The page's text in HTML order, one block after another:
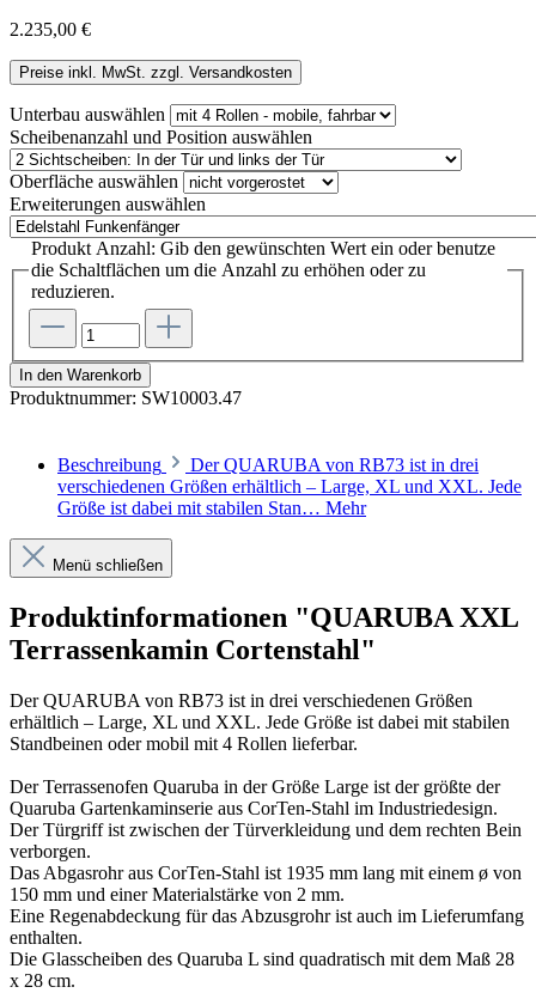
2.235,00 €
Preise inkl. MwSt. zzgl. Versandkosten
Unterbau auswählen
Scheibenanzahl und Position auswählen
Oberfläche auswählen
Erweiterungen auswählen
Produkt Anzahl: Gib den gewünschten Wert ein oder benutze
die Schaltflächen um die Anzahl zu erhöhen oder zu
reduzieren.
In den Warenkorb
Produktnummer: SW10003.47
Beschreibung
Der QUARUBA von RB73 ist in drei
verschiedenen Größen erhältlich – Large, XL und XXL. Jede
Größe ist dabei mit stabilen Stan… Mehr
Menü schließen
Produktinformationen "QUARUBA XXL
Terrassenkamin Cortenstahl"
Der QUARUBA von RB73 ist in drei verschiedenen Größen
erhältlich – Large, XL und XXL. Jede Größe ist dabei mit stabilen
Standbeinen oder mobil mit 4 Rollen lieferbar.
Der Terrassenofen Quaruba in der Größe Large ist der größte der
Quaruba Gartenkaminserie aus CorTen-Stahl im Industriedesign.
Der Türgriff ist zwischen der Türverkleidung und dem rechten Bein
verborgen.
Das Abgasrohr aus CorTen-Stahl ist 1935 mm lang mit einem ø von
150 mm und einer Materialstärke von 2 mm.
Eine Regenabdeckung für das Abzusgrohr ist auch im Lieferumfang
enthalten.
Die Glasscheiben des Quaruba L sind quadratisch mit dem Maß 28
x 28 cm.